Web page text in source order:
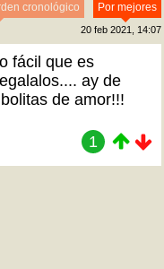
Por mejores
cronológico
20 feb 2021, 14:07
fácil que es
ay de
de amor!!!
1